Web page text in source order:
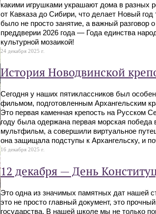
какими игрушками украшают дома в разных
от Кавказа до Сибири, что делает Новый
было не просто занятие, а важный разговор
преддверии 2026 года — Года единства
культурной мозаикой!
24 декабря 2025 г.
История Новодвинской
Сегодня у наших пятиклассников был
фильмом, подготовленным Архангельским
Это первая каменная крепость на Русском
году была одержана первая морская
мультфильм, а совершили виртуальное
она защищала подступы к Архангельску, и
16 декабря 2025 г.
12 декабря — День
Это одна из значимых памятных дат нашей
это не просто главный документ, это
государства. В нашей школе мы не только